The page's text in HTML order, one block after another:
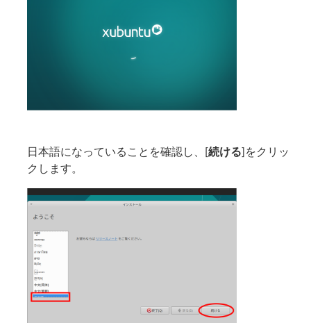
日本語になっていることを確認し、[続ける]をクリッ
クします。